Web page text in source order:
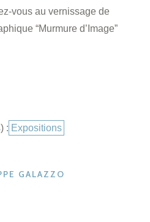
vous au vernissage de
“Murmure d’Image”
:Catégories
Expositions
GALAZZO